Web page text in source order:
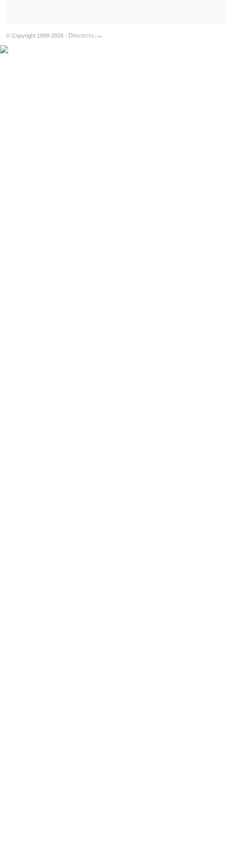
© Copyright 1998-2026 - DMAISONS .COM